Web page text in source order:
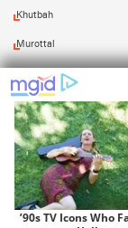
Khutbah
Murottal
Shalawat
Redaksi
Kirim Naskah